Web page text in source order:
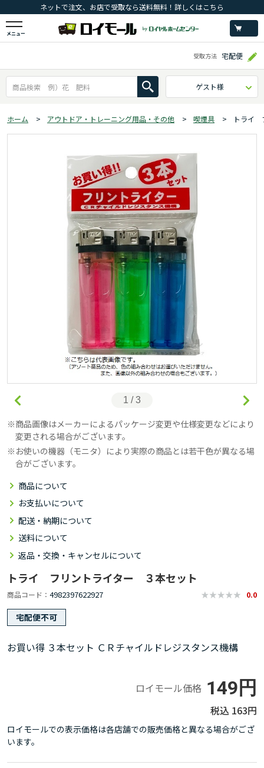
ネットで注文、お店で受取なら送料無料！詳しくはこちら
メニュー
受取方法 宅配便
ゲスト様
ホーム > アウトドア・トレーニング用品・その他 > 喫煙具 > トライ
1 / 3
商品画像はメーカーによるパッケージ変更や仕様変更などにより
変更される場合がございます。
お使いの機器（モニタ）により実際の商品とは若干色が異なる場
合がございます。
商品について
お支払いについて
配送・納期について
送料について
返品・交換・キャンセルについて
トライ フリントライター ３本セット
商品コード 4982397622927 0.0
宅配便不可
お買い得 ３本セット ＣＲチャイルドレジスタンス機構
ロイモール価格 149円
163円
ロイモールでの表示価格は各店舗での販売価格と異なる場合がござ
います。